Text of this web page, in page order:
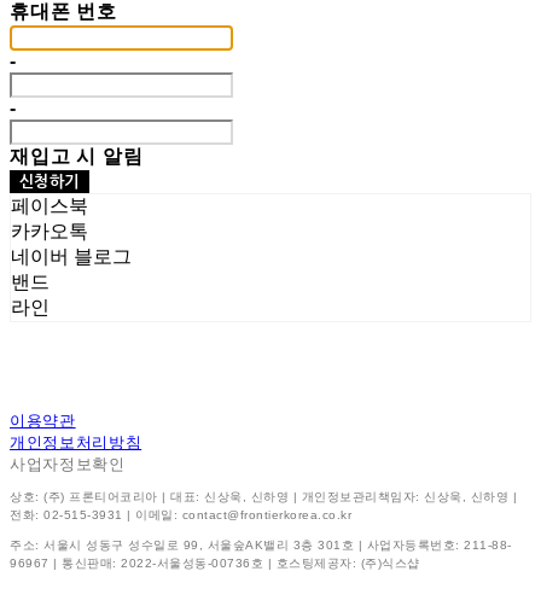
휴대폰 번호
-
-
재입고 시 알림
신청하기
페이스북
카카오톡
네이버 블로그
밴드
라인
이용약관
개인정보처리방침
사업자정보확인
상호: (주) 프론티어코리아 | 대표: 신상욱, 신하영 | 개인정보관리책임자: 신상욱, 신하영 |
전화: 02-515-3931 | 이메일: contact@frontierkorea.co.kr
주소: 서울시 성동구 성수일로 99, 서울숲AK밸리 3층 301호 | 사업자등록번호: 211-88-
96967 | 통신판매: 2022-서울성동-00736호 | 호스팅제공자: (주)식스샵